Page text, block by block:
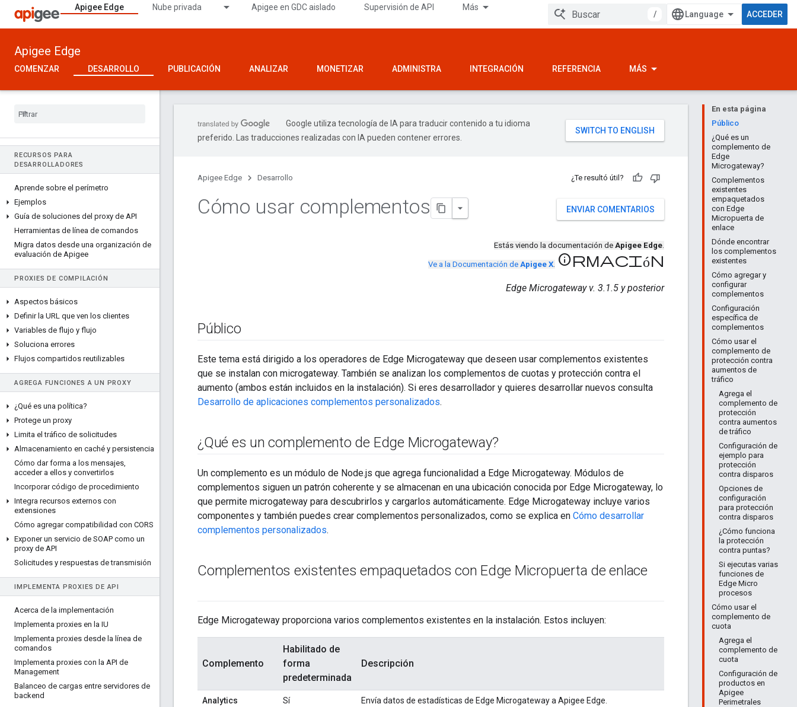
Apigee Edge Nube privada Apigee en GDC aislado Supervisión de API Más
/ ACCEDER
Apigee Edge
COMENZAR DESARROLLO PUBLICACIÓN ANALIZAR MONETIZAR ADMINISTRA INTEGRACIÓN REFERENCIA MÁS
RECURSOS PARA
DESARROLLADORES
Aprende sobre el perímetro
Ejemplos
Guía de soluciones del proxy de API
Herramientas de línea de comandos
Migra datos desde una organización de
evaluación de Apigee
PROXIES DE COMPILACIÓN
Aspectos básicos
Definir la URL que ven los clientes
Variables de flujo y flujo
Soluciona errores
Flujos compartidos reutilizables
AGREGA FUNCIONES A UN PROXY
¿Qué es una política?
Protege un proxy
Limita el tráfico de solicitudes
Almacenamiento en caché y persistencia
Cómo dar forma a los mensajes,
acceder a ellos y convertirlos
Incorporar código de procedimiento
Integra recursos externos con
extensiones
Cómo agregar compatibilidad con CORS
Exponer un servicio de SOAP como un
proxy de API
Solicitudes y respuestas de transmisión
IMPLEMENTA PROXIES DE API
Acerca de la implementación
Implementa proxies en la IU
Implementa proxies desde la línea de
comandos
Implementa proxies con la API de
Management
Balanceo de cargas entre servidores de
backend
En esta página
Público
¿Qué es un
complemento de
Edge
Microgateway?
Complementos
existentes
empaquetados
con Edge
Micropuerta de
enlace
Dónde encontrar
los complementos
existentes
Cómo agregar y
configurar
complementos
Configuración
específica de
complementos
Cómo usar el
complemento de
protección contra
aumentos de
tráfico
Agrega el
complemento de
protección
contra aumentos
de tráfico
Configuración de
ejemplo para
protección
contra disparos
Opciones de
configuración
para protección
contra disparos
¿Cómo funciona
la protección
contra puntas?
Si ejecutas varias
funciones de
Edge Micro
procesos
Cómo usar el
complemento de
cuota
Agrega el
complemento de
cuota
Configuración de
productos en
Apigee
Perimetrales
Google utiliza tecnología de IA para traducir contenido a tu idioma
preferido. Las traducciones realizadas con IA pueden contener errores.
Apigee Edge Desarrollo ¿Te resultó útil?
ENVIAR COMENTARIOS
Cómo usar complementos
Estás viendo la documentación de Apigee Edge.
Ve a la Documentación de Apigee X. información
Edge Microgateway v. 3.1.5 y posterior
Público
Este tema está dirigido a los operadores de Edge Microgateway que deseen usar complementos existentes
que se instalan con microgateway. También se analizan los complementos de cuotas y protección contra el
aumento (ambos están incluidos en la instalación). Si eres desarrollador y quieres desarrollar nuevos consulta
Desarrollo de aplicaciones complementos personalizados.
¿Qué es un complemento de Edge Microgateway?
Un complemento es un módulo de Node.js que agrega funcionalidad a Edge Microgateway. Módulos de
complementos siguen un patrón coherente y se almacenan en una ubicación conocida por Edge Microgateway, lo
que permite microgateway para descubrirlos y cargarlos automáticamente. Edge Microgateway incluye varios
componentes y también puedes crear complementos personalizados, como se explica en Cómo desarrollar
complementos personalizados.
Complementos existentes empaquetados con Edge Micropuerta de enlace
Edge Microgateway proporciona varios complementos existentes en la instalación. Estos incluyen:
Complemento
Habilitado de
forma
predeterminada
Descripción
Analytics Sí Envía datos de estadísticas de Edge Microgateway a Apigee Edge.